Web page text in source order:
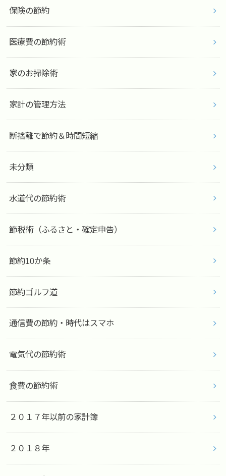
保険の節約
医療費の節約術
家のお掃除術
家計の管理方法
断捨離で節約＆時間短縮
未分類
水道代の節約術
節税術（ふるさと・確定申告）
節約10か条
節約ゴルフ道
通信費の節約・時代はスマホ
電気代の節約術
食費の節約術
２０１７年以前の家計簿
２０１８年